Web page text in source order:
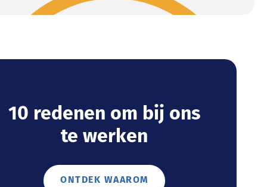
10 redenen om bij ons
te werken
ONTDEK WAAROM